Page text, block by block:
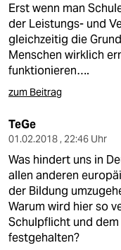
Erst wenn man
der Leistungs- und
gleichzeitig die
Menschen wirklich
funktionieren….
zum Beitrag
TeGe
01.02.2018 , 22:46 Uhr
Was hindert uns in
allen anderen
der Bildung
Warum wird hier so
Schulpflicht und
festgehalten?